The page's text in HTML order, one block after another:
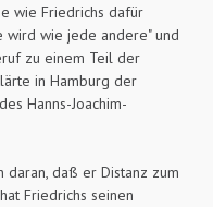
wie Friedrichs dafür
wird wie jede andere" und
zu einem Teil der
in Hamburg der
Hanns-Joachim-
daran, daß er Distanz zum
Friedrichs seinen